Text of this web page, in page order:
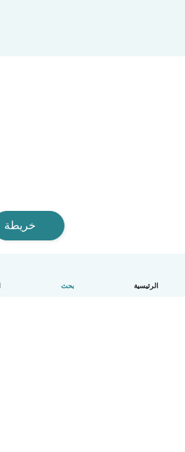
الرئيسية بحث
خريطة